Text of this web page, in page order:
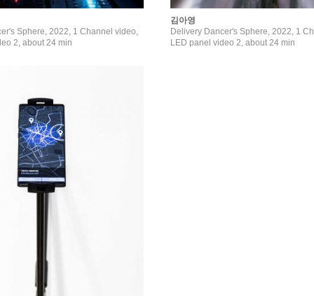
Sphere, 2022, 1 Channel video,
2, about 24 min
김아영
Delivery Dancer's Sphere, 2022, 1
LED panel video 2, about 24 min